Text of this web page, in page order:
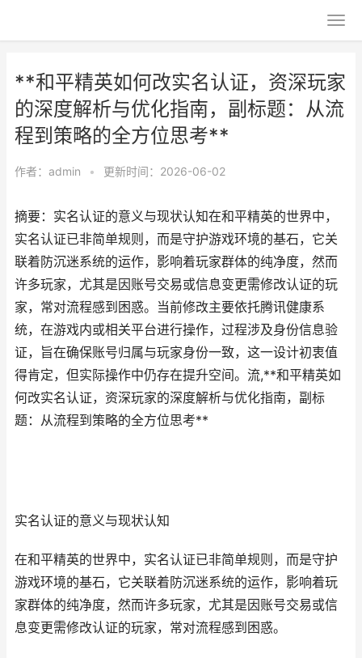
**和平精英如何改实名认证，资深玩家
的深度解析与优化指南，副标题：从流
程到策略的全方位思考**
作者： admin • 更新时间：2026-06-02
摘要：实名认证的意义与现状认知在和平精英的世界中，
实名认证已非简单规则，而是守护游戏环境的基石，它关
联着防沉迷系统的运作，影响着玩家群体的纯净度，然而
许多玩家，尤其是因账号交易或信息变更需修改认证的玩
家，常对流程感到困惑。当前修改主要依托腾讯健康系
统，在游戏内或相关平台进行操作，过程涉及身份信息验
证，旨在确保账号归属与玩家身份一致，这一设计初衷值
得肯定，但实际操作中仍存在提升空间。流,**和平精英如
何改实名认证，资深玩家的深度解析与优化指南，副标
题：从流程到策略的全方位思考**
实名认证的意义与现状认知
在和平精英的世界中，实名认证已非简单规则，而是守护
游戏环境的基石，它关联着防沉迷系统的运作，影响着玩
家群体的纯净度，然而许多玩家，尤其是因账号交易或信
息变更需修改认证的玩家，常对流程感到困惑。